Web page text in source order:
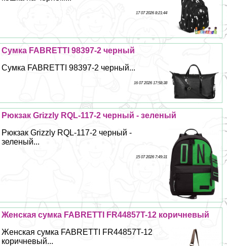
17 07 2026 8:21:44
Сумка FABRETTI 98397-2 черный
Сумка FABRETTI 98397-2 черный...
16 07 2026 17:58:38
Рюкзак Grizzly RQL-117-2 черный - зеленый
Рюкзак Grizzly RQL-117-2 черный -
зеленый...
15 07 2026 7:49:31
Женская сумка FABRETTI FR44857T-12 коричневый
Женская сумка FABRETTI FR44857T-12
коричневый...